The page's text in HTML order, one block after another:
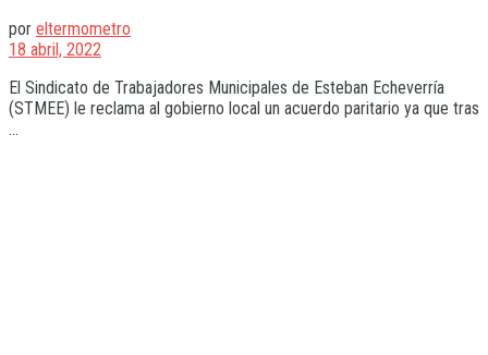
por eltermometro
18 abril, 2022
El Sindicato de Trabajadores Municipales de Esteban Echeverría
(STMEE) le reclama al gobierno local un acuerdo paritario ya que tras
...